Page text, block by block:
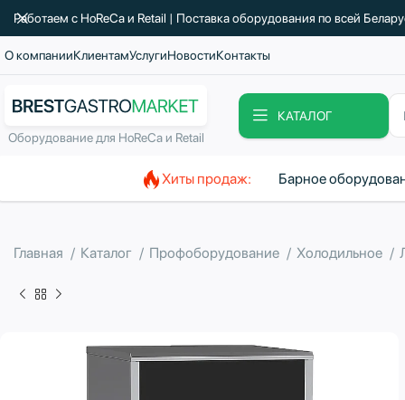
О компанииКлиентамУслугиНовостиКонтакты
Оборудование для HoReCa и Retail
КАТАЛОГ
Хиты продаж: Барное
Главная Каталог Профоборудование Холодильное
Работаем с HoReCa и Retail | Поставка оборудования по всей